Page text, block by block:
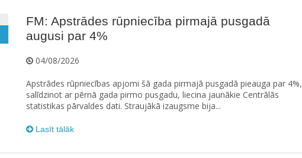
FM: Apstrādes rūpniecība pirmajā pusgadā
augusi par 4%
04/08/2026
Apstrādes rūpniecības apjomi šā gada pirmajā pusgadā pieauga par 4%,
salīdzinot ar pērnā gada pirmo pusgadu, liecina jaunākie Centrālās
statistikas pārvaldes dati. Straujākā izaugsme bija...
Lasīt tālāk